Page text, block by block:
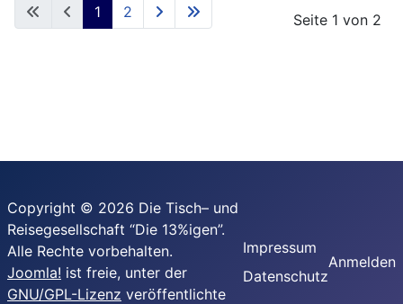
Seite 1 von 2
1 2
Copyright © 2026 Die Tisch– und
Reisegesellschaft “Die 13%igen”.
Alle Rechte vorbehalten.
Joomla! ist freie, unter der
GNU/GPL-Lizenz veröffentlichte
Impressum
Datenschutz
Anmelden